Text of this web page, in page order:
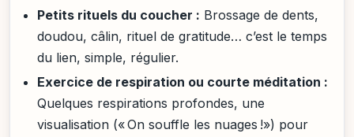
Petits rituels du coucher : Brossage de dents,
doudou, câlin, rituel de gratitude… c’est le temps
du lien, simple, régulier.
Exercice de respiration ou courte méditation :
Quelques respirations profondes, une
visualisation (« On souffle les nuages !») pour